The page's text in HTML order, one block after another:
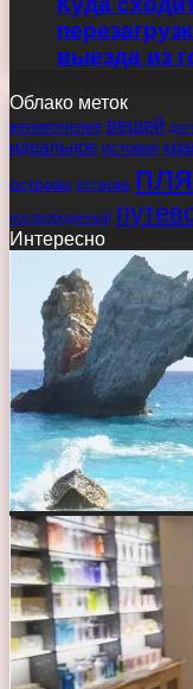
выезда из
Облако меток
великолепие вещей
идеальное история
острова острове
послеобеденный
Интересно